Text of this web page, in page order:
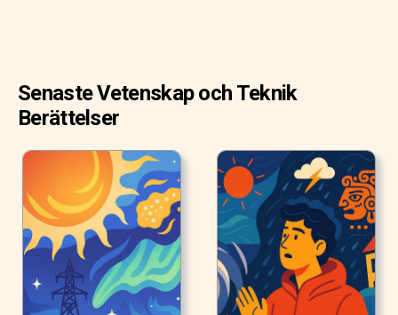
Senaste Vetenskap och Teknik
Berättelser